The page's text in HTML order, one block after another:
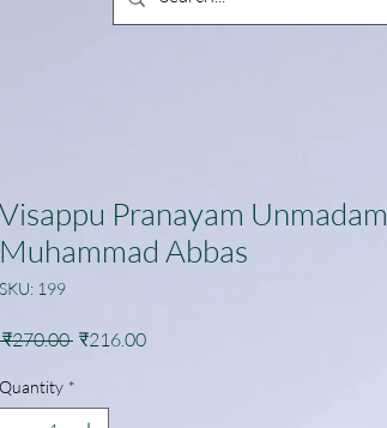
Visappu Pranayam Unmadam
Muhammad Abbas
SKU: 199
₹270.00 Regular
₹216.00Sale
Quantity *